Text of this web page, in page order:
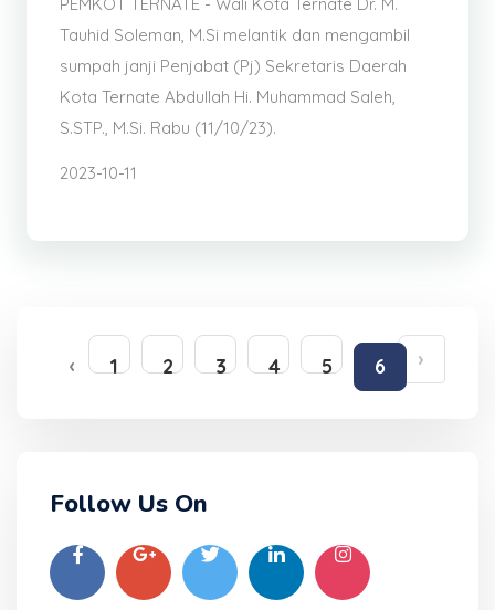
Tauhid Soleman, M.Si melantik dan mengambil
sumpah janji Penjabat (Pj) Sekretaris Daerah
Kota Ternate Abdullah Hi. Muhammad Saleh,
S.STP., M.Si. Rabu (11/10/23).
2023-10-11
‹ 1 2 3 4 5 6 ›
Follow Us On